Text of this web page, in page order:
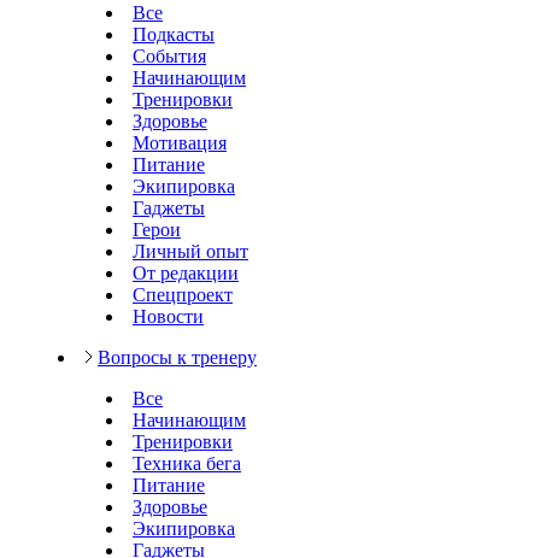
Все
Подкасты
События
Начинающим
Тренировки
Здоровье
Мотивация
Питание
Экипировка
Гаджеты
Герои
Личный опыт
От редакции
Спецпроект
Новости
Вопросы к тренеру
Все
Начинающим
Тренировки
Техника бега
Питание
Здоровье
Экипировка
Гаджеты